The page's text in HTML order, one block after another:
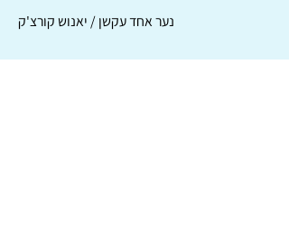
נער אחד עקשן / יאנוש קורצ'ק
אגדות אמיתיות / שהם סמיט